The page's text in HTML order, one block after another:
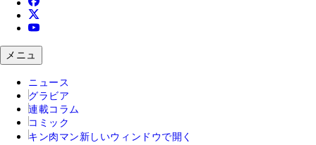
メニュ
ニュース
グラビア
連載コラム
コミック
キン肉マン 新しいウィンドウで開く